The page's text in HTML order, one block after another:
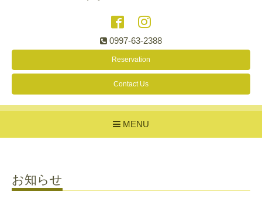
0997-63-2388
Reservation
Contact Us
MENU
お知らせ